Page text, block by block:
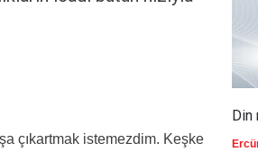
çıkartmak istemezdim. Keşke
Din